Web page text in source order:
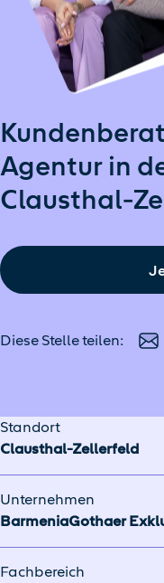
Agentur in
Clausthal-
Diese Stelle teilen:
Standort
Clausthal-Zellerfeld
Unternehmen
BarmeniaGothaer
Fachbereich